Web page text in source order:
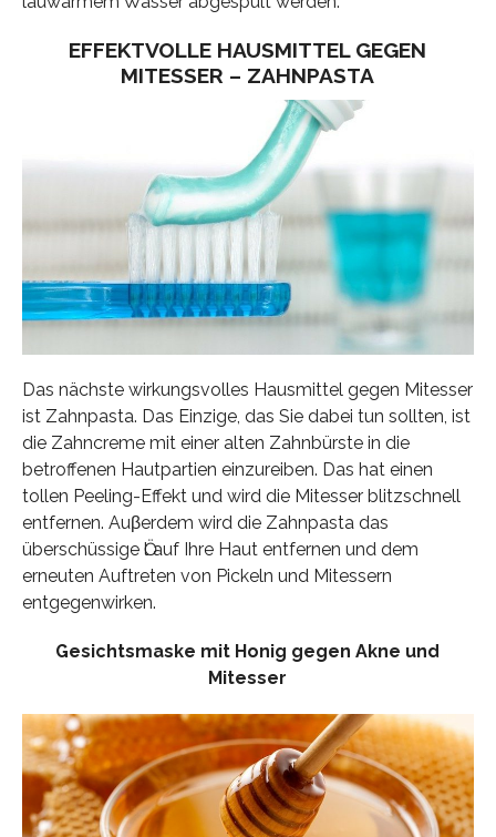
EFFEKTVOLLE HAUSMITTEL GEGEN
MITESSER – ZAHNPASTA
Das nächste wirkungsvolles Hausmittel gegen Mitesser
ist Zahnpasta. Das Einzige, das Sie dabei tun sollten, ist
die Zahncreme mit einer alten Zahnbürste in die
betroffenen Hautpartien einzureiben. Das hat einen
tollen Peeling-Effekt und wird die Mitesser blitzschnell
entfernen. Auβerdem wird die Zahnpasta das
überschüssige Ӧl auf Ihre Haut entfernen und dem
erneuten Auftreten von Pickeln und Mitessern
entgegenwirken.
Gesichtsmaske mit Honig gegen Akne und
Mitesser